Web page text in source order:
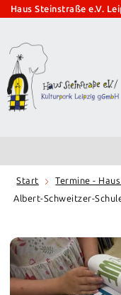
Zum
springen
Haus Steinstraße e.V.
Start Termine -
Albert-Schweitzer-